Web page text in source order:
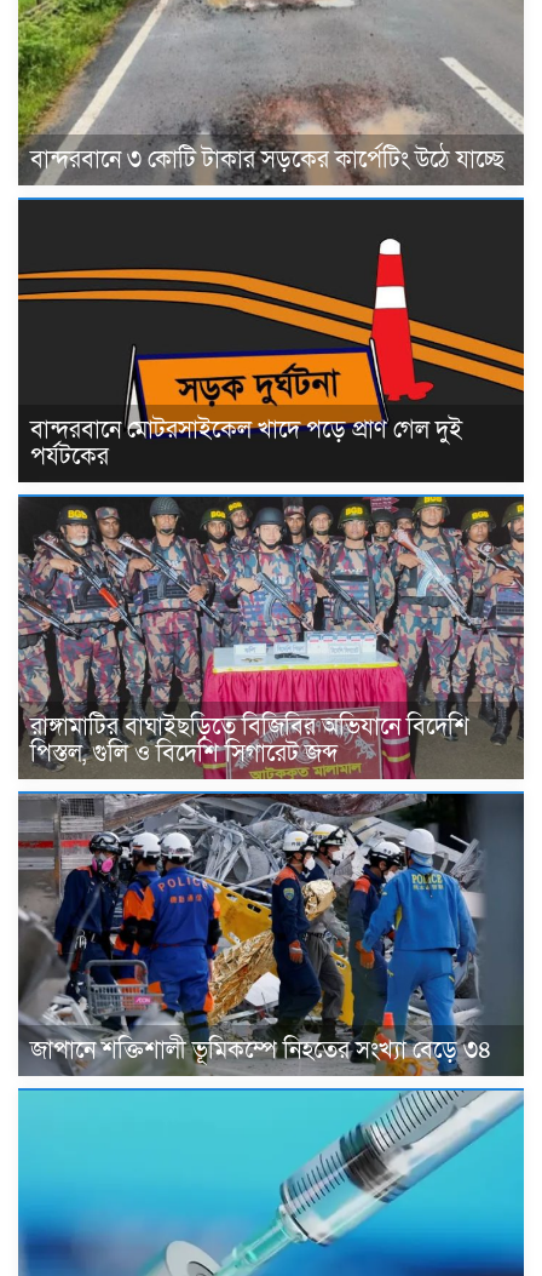
বান্দরবানে ৩ কোটি টাকার সড়কের কার্পেটিং উঠে যাচ্ছে
বান্দরবানে মোটরসাইকেল খাদে পড়ে প্রাণ গেল দুই
পর্যটকের
রাঙ্গামাটির বাঘাইছড়িতে বিজিবির অভিযানে বিদেশি
পিস্তল, গুলি ও বিদেশি সিগারেট জব্দ
জাপানে শক্তিশালী ভূমিকম্পে নিহতের সংখ্যা বেড়ে ৩৪